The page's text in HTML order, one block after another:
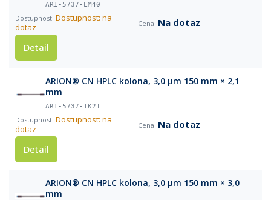
ARI-5737-LM40
Dostupnost: na
dotaz
Na dotaz
Detail
ARION® CN HPLC kolona, 3,0 µm 150 mm × 2,1
mm
ARI-5737-IK21
Dostupnost: na
dotaz
Na dotaz
Detail
ARION® CN HPLC kolona, 3,0 µm 150 mm × 3,0
mm